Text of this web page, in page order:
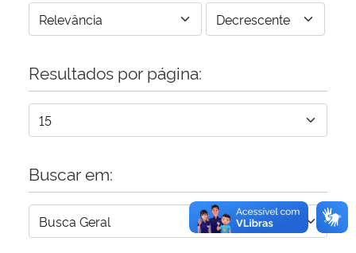
Advocacia-Geral da União
Planalto
Resultados por página:
Buscar em: